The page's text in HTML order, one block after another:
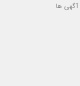
آگهی ها